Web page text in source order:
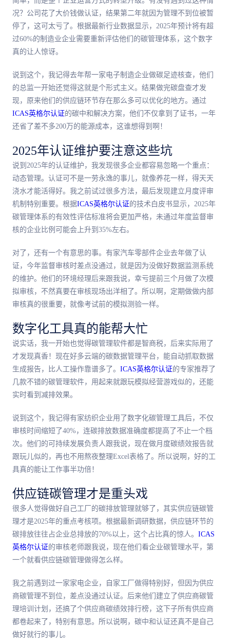
况？公司花了大价钱做认证，结果第二年就因为管理不到位被暂
停了，这可太亏了。根据最新行业数据显示，2025年预计将有超
过60%的制造业企业需要重新评估他们的碳管理体系，这个数字
真的让人惊讶。
说到这个，我记得去年帮一家电子制造企业做碳足迹核查，他们
的总监一开始还觉得这就是个形式主义。结果做完碳盘查才发
现，原来他们的供应链环节存在那么多可以优化的地方。通过
ICAS英格尔认证的碳中和解决方案，他们不仅拿到了证书，一年
还省了差不多200万的能源成本，这谁想得到啊！
2025年认证维护要注意这些坑
说到2025年的认证维护，我发现很多企业都容易忽略一个重点：
动态管理。认证可不是一劳永逸的事儿，就像养花一样，得天天
浇水才能活得好。我之前试过很多方法，最后发现建立月度评审
机制特别重要。根据ICAS英格尔认证的技术白皮书显示，2025年
碳管理体系的有效性评估标准将会更加严格，未通过年度监督审
核的企业比例可能会上升到35%左右。
对了，还有一个有意思的事。有家汽车零部件企业去年做了认
证，今年监督审核时差点没通过，就是因为没做好数据监测系统
的维护。他们的环境经理后来跟我说，幸亏提前三个月做了次模
拟审核，不然真要在审核现场出洋相了。所以啊，定期做做内部
审核真的很重要，就像考试前的模拟测验一样。
数字化工具真的能帮大忙
说实话，我一开始也觉得碳管理软件都是智商税，后来实际用了
才发现真香！现在好多云端的碳数据管理平台，能自动抓取数据
生成报告，比人工操作靠谱多了。 ICAS英格尔认证的专家推荐了
几款不错的碳管理软件，用起来就跟玩模拟经营游戏似的，还能
实时看到减排效果。
说到这个，我记得有家纺织企业用了数字化碳管理工具后，不仅
审核时间缩短了40%，连碳排放数据准确度都提高了不止一个档
次。他们的可持续发展负责人跟我说，现在做月度碳绩效报告就
跟玩儿似的，再也不用熬夜整理Excel表格了。所以说啊，好的工
具真的能让工作事半功倍！
供应链碳管理才是重头戏
很多人觉得做好自己工厂的碳排放管理就够了，其实供应链碳管
理才是2025年的重点考核项。根据最新调研数据，供应链环节的
碳排放往往占企业总排放的70%以上，这个占比真的惊人。 ICAS
英格尔认证的审核老师跟我说，现在他们看企业碳管理水平，第
一个就看供应链碳管理做得怎么样。
我之前遇到过一家家电企业，自家工厂做得特别好，但因为供应
商碳管理不到位，差点没通过认证。后来他们建立了供应商碳管
理培训计划，还搞了个供应商碳绩效排行榜，这下子所有供应商
都卷起来了，特别有意思。所以说啊，碳中和认证还真不是自己
做好就行的事儿。